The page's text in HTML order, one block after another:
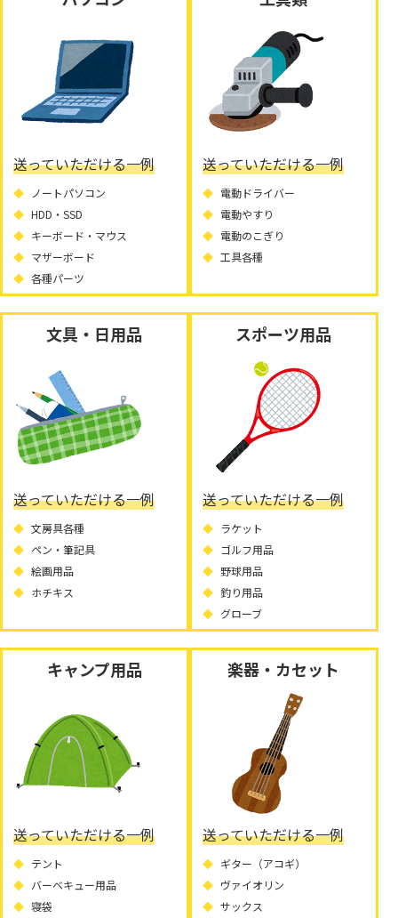
送っていただける一例
ノートパソコン
HDD・SSD
キーボード・マウス
マザーボード
各種パーツ
送っていただける一例
電動ドライバー
電動やすり
電動のこぎり
工具各種
文具・日用品
送っていただける一例
文房具各種
ペン・筆記具
絵画用品
ホチキス
スポーツ用品
送っていただける一例
ラケット
ゴルフ用品
野球用品
釣り用品
グローブ
キャンプ用品
送っていただける一例
テント
バーベキュー用品
寝袋
楽器・カセット
送っていただける一例
ギター（アコギ）
ヴァイオリン
サックス